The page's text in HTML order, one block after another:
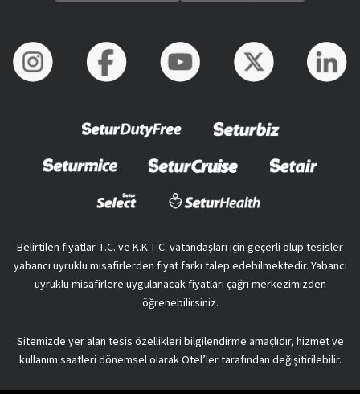
Belirtilen fiyatlar T.C. ve K.K.T.C. vatandaşları için geçerli olup tesisler
yabancı uyruklu misafirlerden fiyat farkı talep edebilmektedir. Yabancı
uyruklu misafirlere uygulanacak fiyatları çağrı merkezimizden
öğrenebilirsiniz.
Sitemizde yer alan tesis özellikleri bilgilendirme amaçlıdır, hizmet ve
kullanım saatleri dönemsel olarak Otel’ler tarafından değişitirilebilir.